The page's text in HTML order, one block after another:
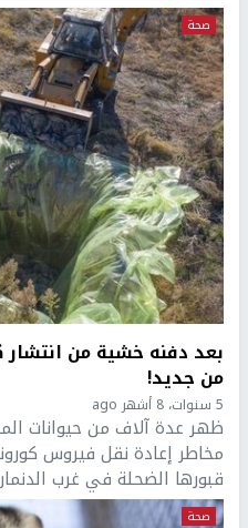
صحة
بعد دفنه خشية من انتشار
من جديد!
5 سنوات، 8 أشهر ago
ظهر عدة آلاف من حيوانات
مخاطر إعادة نقل فيروس
قبورها الضحلة في غرب
صحة